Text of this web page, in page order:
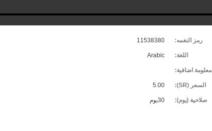
رمز النغمه: 11538380
اللغة: Arabic
معلومة اضافية:
السعر (SR): 5.00
صلاحية (يوم): 30يوم